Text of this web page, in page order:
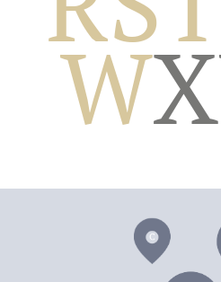
WX